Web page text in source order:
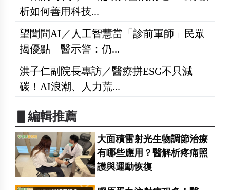
析如何善用科技...
望聞問AI／人工智慧當「診前軍師」民眾
揭優點 醫示警：仍...
洪子仁副院長專訪／醫療拼ESG不只減
碳！AI浪潮、人力荒...
▋編輯推薦
大面積雷射光生物調節治療
有哪些應用？醫解析疼痛照
護與運動恢復